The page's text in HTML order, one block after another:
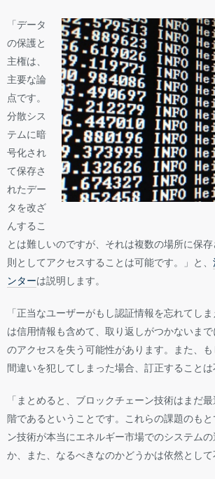
「データ
の保護と
主権は、
主要な論
点です。
分散シス
テムに暗
号化され
て保存さ
れたデー
タを改ざ
んするこ
とは難しいのですが、それは複数の場所に保
則としてアクセスすることは可能です。」と、
ンターは説明します。
「正当なユーザーがもし認証情報を忘れてし
は信用情報も含めて、取り返しがつかないま
のアクセスを失う可能性があります。また、
間違いを犯してしまった場合、訂正することは
「まとめると、ブロックチェーン技術はまだ
階であるということです。これらの課題のも
ン技術が本当にエネルギー市場でのシステム
か、また、なるべきなのかどうかは依然として